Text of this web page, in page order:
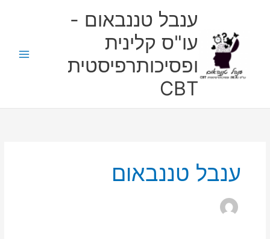
ענבל טננבאום -
עו"ס קלינית
ופסיכותרפיסטית
CBT
ענבל טננבאום